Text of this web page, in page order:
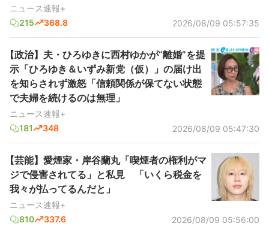
ニュース速報+
215
368.8 2026/08/09 05:57:35
【政治】夫・ひろゆきに西村ゆかが“離婚”を提
示「ひろゆき＆いずみ新党（仮）」の届け出
を知らされず激怒「信頼関係が保てない状態
で夫婦を続けるのは無理」
ニュース速報+
181
348 2026/08/09 05:47:30
【芸能】愛煙家・岸谷蘭丸「喫煙者の権利がマ
ジで侵害されてる」と私見 「いくら税金を
我々が払ってるんだと」
ニュース速報+
810
337.6 2026/08/09 05:56:00